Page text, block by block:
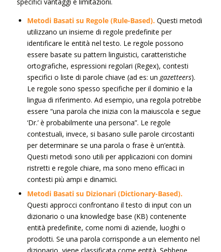
Metodi Basati su Regole (Rule-Based).Questi metodi
utilizzano un insieme di regole predefinite per
identificare le entità nel testo. Le regole possono
essere basate su pattern linguistici, caratteristiche
ortografiche, espressioni regolari (Regex), contesti
specifici o liste di parole chiave (ad es: un gazetteers).
Le regole sono spesso specifiche per il dominio e la
lingua di riferimento. Ad esempio, una regola potrebbe
essere “una parola che inizia con la maiuscola e segue
‘Dr.’ è probabilmente una persona”. Le regole
contestuali, invece, si basano sulle parole circostanti
per determinare se una parola o frase è un’entità.
Questi metodi sono utili per applicazioni con domini
ristretti e regole chiare, ma sono meno efficaci in
contesti più ampi e dinamici.
Metodi Basati su Dizionari (Dictionary-Based).
Questi approcci confrontano il testo di input con un
dizionario o una knowledge base (KB) contenente
entità predefinite, come nomi di aziende, luoghi o
prodotti. Se una parola corrisponde a un elemento nel
dizionario, viene classificata come entità. Sebbene